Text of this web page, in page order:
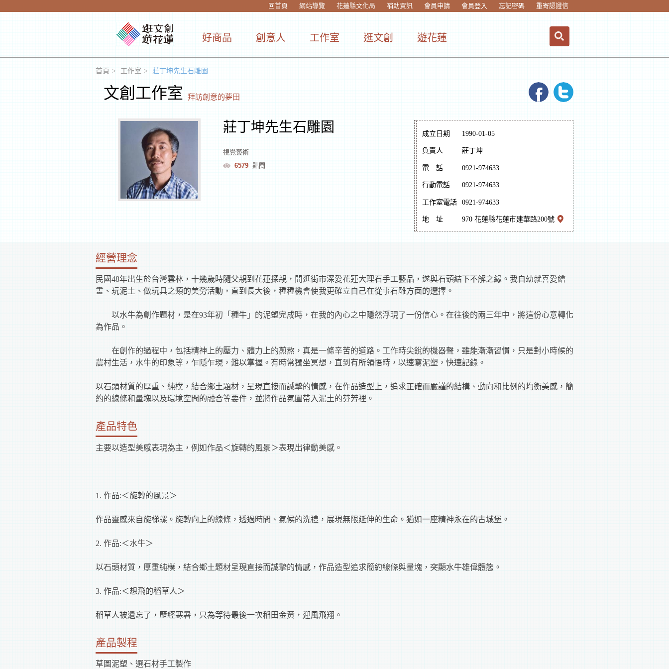
回首頁 網站導覽 花蓮縣文化局 補助資訊 會員申請 會員登入 忘記密碼 重寄認證信
好商品 創意人 工作室 逛文創 遊花蓮
首頁 工作室 莊丁坤先生石雕園
文創工作室 拜訪創意的夢田
莊丁坤先生石雕園
視覺藝術
6579 點閱
成立日期 1990-01-05
負責人 莊丁坤
電 話 0921-974633
行動電話 0921-974633
工作室電話 0921-974633
地 址 970 花蓮縣花蓮市建華路200號
經營理念
民國48年出生於台灣雲林，十幾歲時隨父親到花蓮探親，閒逛街市深愛花蓮大理石手工藝品，遂與石頭結下不解之緣。我自幼就喜愛繪
畫、玩泥土、做玩具之類的美勞活動，直到長大後，種種機會使我更確立自己在從事石雕方面的選擇。
以水牛為創作題材，是在93年初「種牛」的泥塑完成時，在我的內心之中隱然浮現了一份信心。在往後的兩三年中，將這份心意轉化
為作品。
在創作的過程中，包括精神上的壓力、體力上的煎熬，真是一條辛苦的道路。工作時尖銳的機器聲，雖能漸漸習慣，只是對小時候的
農村生活，水牛的印象等，乍隱乍現，難以掌握。有時常獨坐冥想，直到有所領悟時，以速寫泥塑，快速記錄。
以石頭材質的厚重、純樸，結合鄉土題材，呈現直接而誠摯的情感，在作品造型上，追求正確而嚴謹的結構、動向和比例的均衡美感，簡
約的線條和量塊以及環境空間的融合等要件，並將作品氛圍帶入泥土的芬芳裡。
產品特色
主要以造型美感表現為主，例如作品＜旋轉的風景＞表現出律動美感。
1. 作品:＜旋轉的風景＞
作品靈感來自旋梯螺。旋轉向上的線條，透過時間、氣候的洗禮，展現無限延伸的生命。猶如一座精神永在的古城堡。
2. 作品:＜水牛＞
以石頭材質，厚重純樸，結合鄉土題材呈現直接而誠摯的情感，作品造型追求簡約線條與量塊，突顯水牛雄偉體態。
3. 作品:＜想飛的稻草人＞
稻草人被遺忘了，歷經寒暑，只為等待最後一次稻田金黃，迎風飛翔。
產品製程
草圖泥塑、選石材手工製作